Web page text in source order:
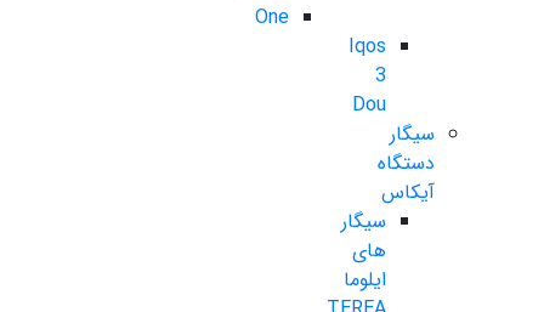
One
Iqos
3
Dou
سیگار
دستگاه
آیکاس
سیگار
های
ایلوما